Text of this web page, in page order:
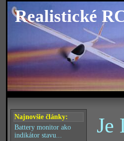
Realistické
Najnovšie články:
Battery monitor ako
indikátor stavu...
Je